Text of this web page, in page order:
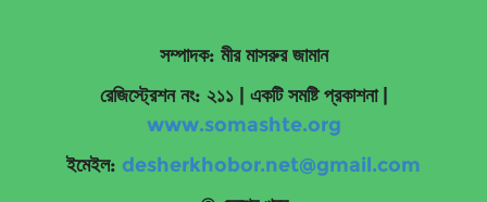
সম্পাদক: মীর মাসরুর জামান
রেজিস্ট্রেশন নং: ২১১ | একটি সমষ্টি প্রকাশনা
www.somashte.org
ইমেইল: desherkhobor.net@gmail.com